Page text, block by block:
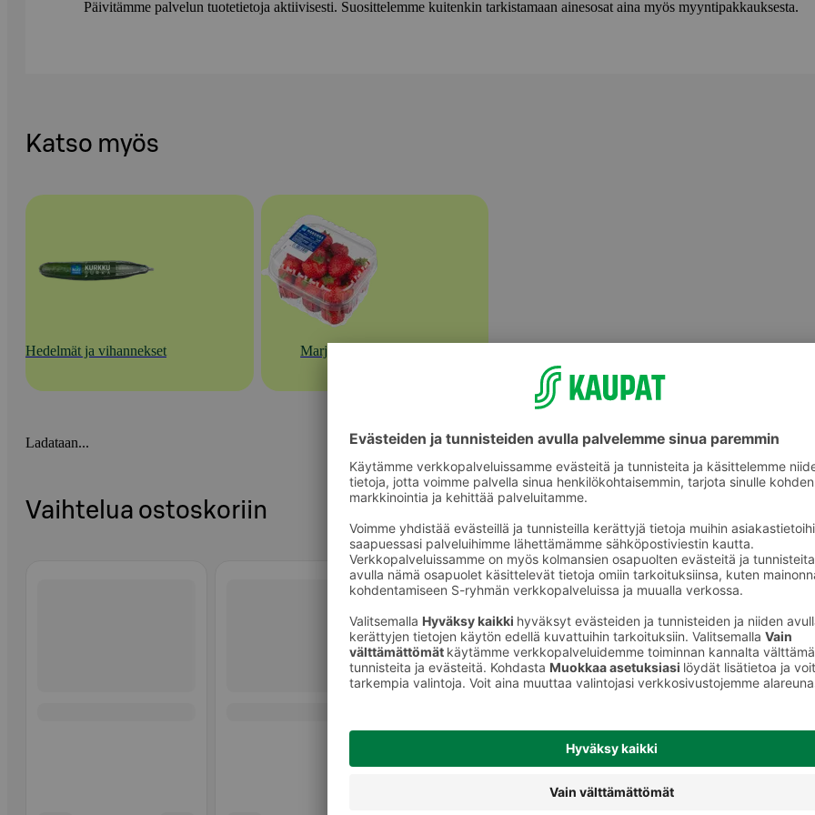
Päivitämme palvelun tuotetietoja aktiivisesti. Suosittelemme kuitenkin tarkistamaan ainesosat aina myös myyntipakkauksesta.
Katso myös
Hedelmät ja vihannekset Marjat
Ladataan...
Vaihtelua ostoskoriin